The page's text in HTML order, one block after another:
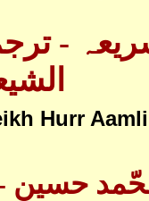
-
Hurr Aamli
- آیت